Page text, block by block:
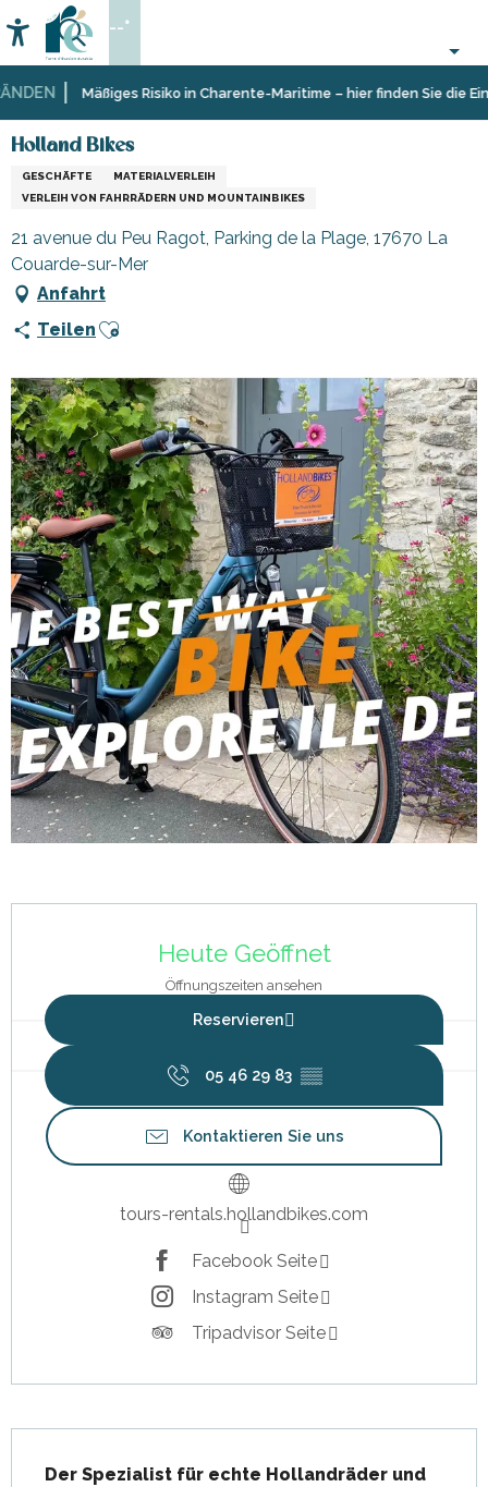
au
contenu
principal Mäßiges Risiko in Charente-Maritime – hier finden Sie die
Accessibilité
Suche
--°
Startseite
Sich
GeschäfteHolland Bikes
Holland Bikes
GESCHÄFTE
MATERIALVERLEIH
VERLEIH VON FAHRRÄDERN UND MOUNTAINBIKES
21 avenue du Peu Ragot, Parking de la Plage, 17670 La
Couarde-sur-Mer
Anfahrt
Teilen Ajouter aux favoris
Heute Geöffnet
Öffnungszeiten ansehen
Reservieren
05 46 29 83 ▒▒
Kontaktieren Sie uns
tours-rentals.hollandbikes.com
Facebook Seite
Instagram Seite
Tripadvisor Seite
Der Spezialist für echte Hollandräder und